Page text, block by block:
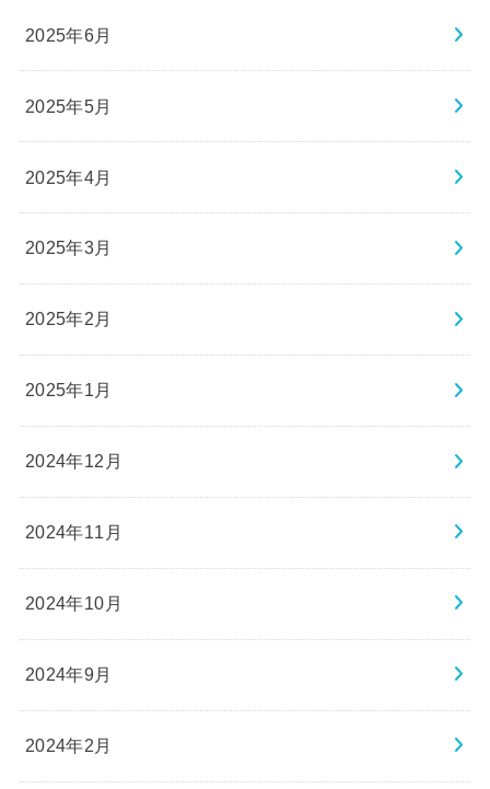
2025年6月
2025年5月
2025年4月
2025年3月
2025年2月
2025年1月
2024年12月
2024年11月
2024年10月
2024年9月
2024年2月